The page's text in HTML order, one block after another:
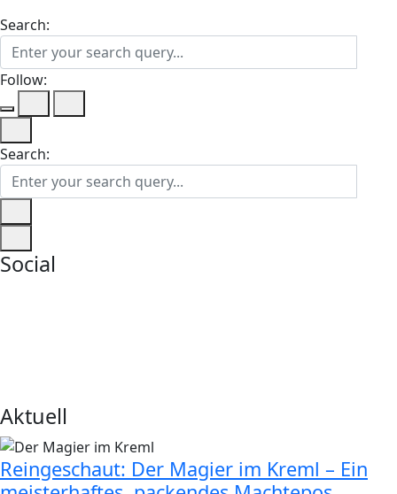
Search:
Follow:
Search:
Social
Aktuell
Reingeschaut: Der Magier im Kreml – Ein